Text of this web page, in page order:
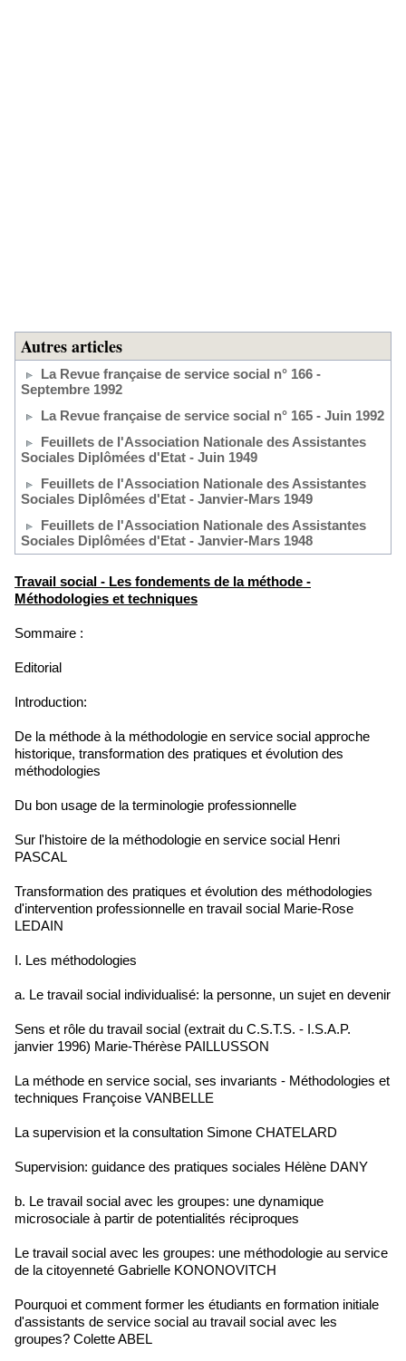
Autres articles
La Revue française de service social n° 166 -
Septembre 1992
La Revue française de service social n° 165 - Juin 1992
Feuillets de l'Association Nationale des Assistantes
Sociales Diplômées d'Etat - Juin 1949
Feuillets de l'Association Nationale des Assistantes
Sociales Diplômées d'Etat - Janvier-Mars 1949
Feuillets de l'Association Nationale des Assistantes
Sociales Diplômées d'Etat - Janvier-Mars 1948
Travail social - Les fondements de la méthode -
Méthodologies et techniques
Sommaire :
Editorial
Introduction:
De la méthode à la méthodologie en service social approche
historique, transformation des pratiques et évolution des
méthodologies
Du bon usage de la terminologie professionnelle
Sur l'histoire de la méthodologie en service social Henri
PASCAL
Transformation des pratiques et évolution des méthodologies
d'intervention professionnelle en travail social Marie-Rose
LEDAIN
I. Les méthodologies
a. Le travail social individualisé: la personne, un sujet en devenir
Sens et rôle du travail social (extrait du C.S.T.S. - I.S.A.P.
janvier 1996) Marie-Thérèse PAILLUSSON
La méthode en service social, ses invariants - Méthodologies et
techniques Françoise VANBELLE
La supervision et la consultation Simone CHATELARD
Supervision: guidance des pratiques sociales Hélène DANY
b. Le travail social avec les groupes: une dynamique
microsociale à partir de potentialités réciproques
Le travail social avec les groupes: une méthodologie au service
de la citoyenneté Gabrielle KONONOVITCH
Pourquoi et comment former les étudiants en formation initiale
d'assistants de service social au travail social avec les
groupes? Colette ABEL